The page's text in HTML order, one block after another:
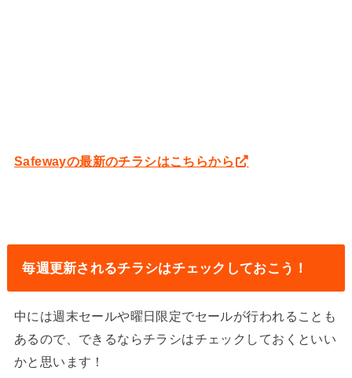
Safewayの最新のチラシはこちらから
毎週更新されるチラシはチェックしておこう！
中には週末セールや曜日限定でセールが行われることも
あるので、できるならチラシはチェックしておくといい
かと思います！